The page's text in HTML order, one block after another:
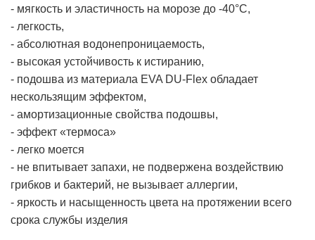
- мягкость и эластичность на морозе до -40°С,
- легкость,
- абсолютная водонепроницаемость,
- высокая устойчивость к истиранию,
- подошва из материала EVA DU-Flex обладает
нескользящим эффектом,
- амортизационные свойства подошвы,
- эффект «термоса»
- легко моется
- не впитывает запахи, не подвержена воздействию
грибков и бактерий, не вызывает аллергии,
- яркость и насыщенность цвета на протяжении всего
срока службы изделия